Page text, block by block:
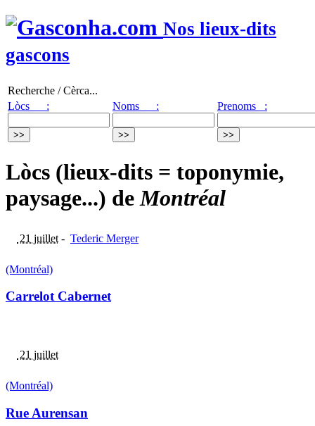
Nos lieux-dits
gascons
Recherche / Cèrca...
Lòcs :
Noms : Prenoms :
Lòcs (lieux-dits = toponymie,
paysage...) deMontréal
21 juillet - Tederic Merger
(Montréal)
Carrelot Cabernet
21 juillet
(Montréal)
Rue Aurensan